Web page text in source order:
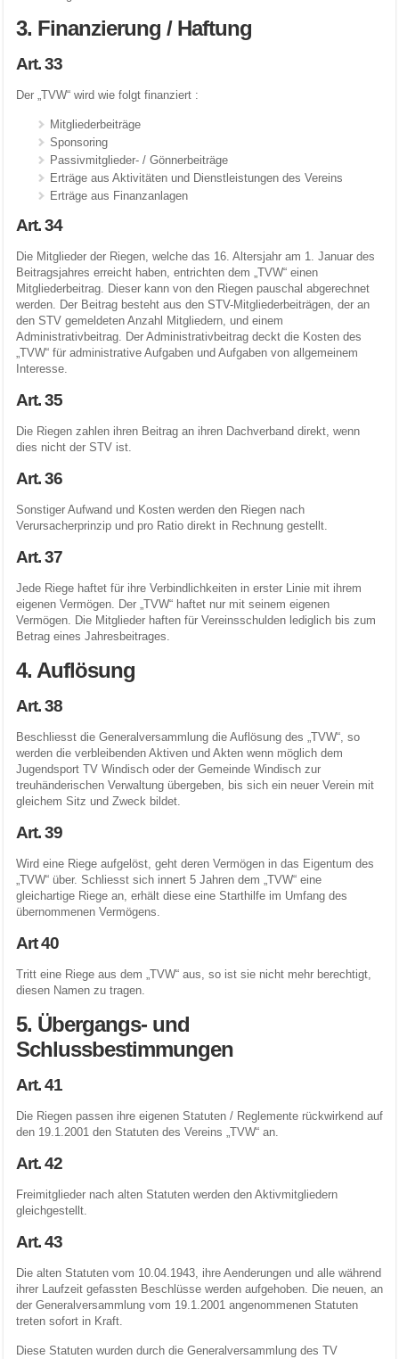
3. Finanzierung / Haftung
Art. 33
Der „TVW“ wird wie folgt finanziert :
Mitgliederbeiträge
Sponsoring
Passivmitglieder- / Gönnerbeiträge
Erträge aus Aktivitäten und Dienstleistungen des Vereins
Erträge aus Finanzanlagen
Art. 34
Die Mitglieder der Riegen, welche das 16. Altersjahr am 1. Januar des
Beitragsjahres erreicht haben, entrichten dem „TVW“ einen
Mitgliederbeitrag. Dieser kann von den Riegen pauschal abgerechnet
werden. Der Beitrag besteht aus den STV-Mitgliederbeiträgen, der an
den STV gemeldeten Anzahl Mitgliedern, und einem
Administrativbeitrag. Der Administrativbeitrag deckt die Kosten des
„TVW“ für administrative Aufgaben und Aufgaben von allgemeinem
Interesse.
Art. 35
Die Riegen zahlen ihren Beitrag an ihren Dachverband direkt, wenn
dies nicht der STV ist.
Art. 36
Sonstiger Aufwand und Kosten werden den Riegen nach
Verursacherprinzip und pro Ratio direkt in Rechnung gestellt.
Art. 37
Jede Riege haftet für ihre Verbindlichkeiten in erster Linie mit ihrem
eigenen Vermögen. Der „TVW“ haftet nur mit seinem eigenen
Vermögen. Die Mitglieder haften für Vereinsschulden lediglich bis zum
Betrag eines Jahresbeitrages.
4. Auflösung
Art. 38
Beschliesst die Generalversammlung die Auflösung des „TVW“, so
werden die verbleibenden Aktiven und Akten wenn möglich dem
Jugendsport TV Windisch oder der Gemeinde Windisch zur
treuhänderischen Verwaltung übergeben, bis sich ein neuer Verein mit
gleichem Sitz und Zweck bildet.
Art. 39
Wird eine Riege aufgelöst, geht deren Vermögen in das Eigentum des
„TVW“ über. Schliesst sich innert 5 Jahren dem „TVW“ eine
gleichartige Riege an, erhält diese eine Starthilfe im Umfang des
übernommenen Vermögens.
Art 40
Tritt eine Riege aus dem „TVW“ aus, so ist sie nicht mehr berechtigt,
diesen Namen zu tragen.
5. Übergangs- und
Schlussbestimmungen
Art. 41
Die Riegen passen ihre eigenen Statuten / Reglemente rückwirkend auf
den 19.1.2001 den Statuten des Vereins „TVW“ an.
Art. 42
Freimitglieder nach alten Statuten werden den Aktivmitgliedern
gleichgestellt.
Art. 43
Die alten Statuten vom 10.04.1943, ihre Aenderungen und alle während
ihrer Laufzeit gefassten Beschlüsse werden aufgehoben. Die neuen, an
der Generalversammlung vom 19.1.2001 angenommenen Statuten
treten sofort in Kraft.
Diese Statuten wurden durch die Generalversammlung des TV